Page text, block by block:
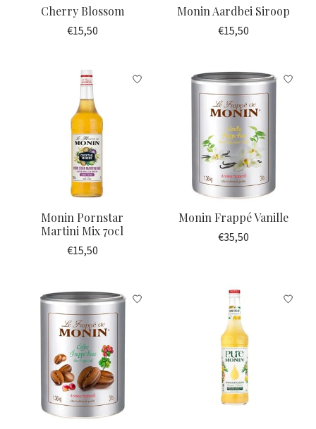
Cherry Blossom
€15,50
Monin Aardbei Siroop
€15,50
Monin Pornstar
Martini Mix 70cl
€15,50
Monin Frappé Vanille
€35,50